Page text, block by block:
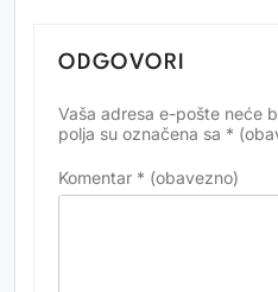
ODGOVORI
Vaša adresa e-pošte neće
polja su označena sa *
Komentar * (obavezno)
Alternative: